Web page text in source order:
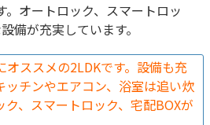
。オートロック、スマートロッ
備が充実しています。
ススメの2LDKです。設備も充
ッチンやエアコン、浴室は追い炊
、スマートロック、宅配BOXが